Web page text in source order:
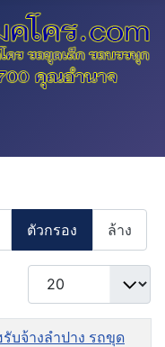
ตัวกรอง ล้าง
แสดง #
บจ้างลำปาง รถขุด